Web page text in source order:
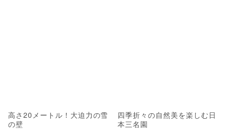
高さ20メートル！大迫力の雪
の壁
四季折々の自然美を楽しむ日
本三名園